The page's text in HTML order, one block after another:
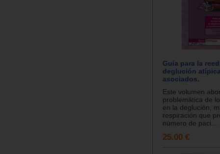
Guía para la
deglución
asociados.
Este volumen
problemática de
en la deglución,
respiración que
número de paci...
25.00 €